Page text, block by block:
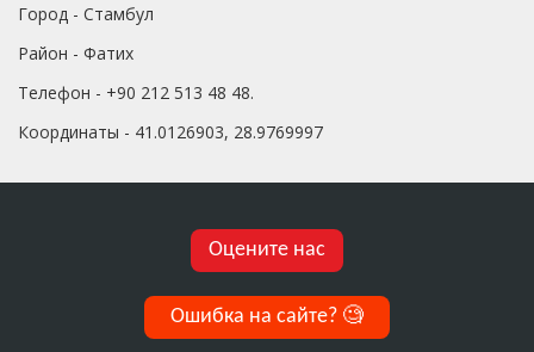
Город - Стамбул
Район - Фатих
Телефон - +90 212 513 48 48.
Координаты - 41.0126903, 28.9769997
Оцените нас
Ошибка на сайте? 🧐